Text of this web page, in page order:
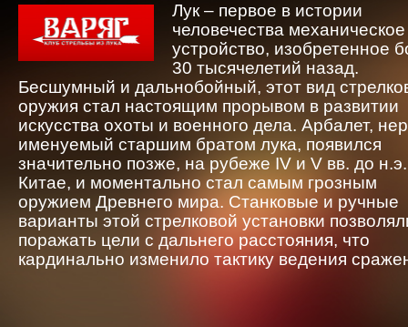
Лук – первое в истории
человечества механическое
устройство, изобретенное
30 тысячелетий назад.
Бесшумный и дальнобойный, этот вид
оружия стал настоящим прорывом в развитии
искусства охоты и военного дела. Арбалет,
именуемый старшим братом лука, появился
значительно позже, на рубеже IV и V вв. до
Китае, и моментально стал самым грозным
оружием Древнего мира. Станковые и ручные
варианты этой стрелковой установки
поражать цели с дальнего расстояния, что
кардинально изменило тактику ведения